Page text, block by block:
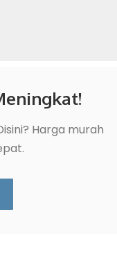
Harga murah